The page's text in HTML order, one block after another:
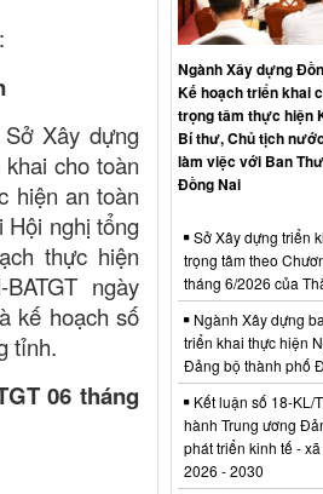
Xây dựng
cho toàn
hiện an toàn
Hội nghị tổng
thực hiện
BATGT ngày
kế hoạch số
tỉnh.
06 tháng
Ngành Xây dựng
Kế hoạch triển khai
trọng tâm thực hiện
Bí thư, Chủ tịch
làm việc với Ban
Đồng Nai
Sở Xây dựng triển
trọng tâm theo
tháng 6/2026 của
Ngành Xây dựng
triển khai thực hiện
Đảng bộ thành phố
Kết luận số 18-KL/
hành Trung ương
phát triển kinh tế -
2026 - 2030